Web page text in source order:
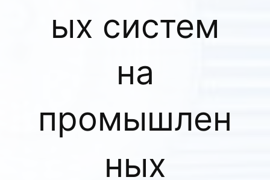
ых систем
на
промышлен
ных